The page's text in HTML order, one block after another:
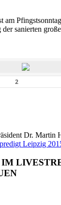
am
sanierten
Dr. Martin
Leipzig